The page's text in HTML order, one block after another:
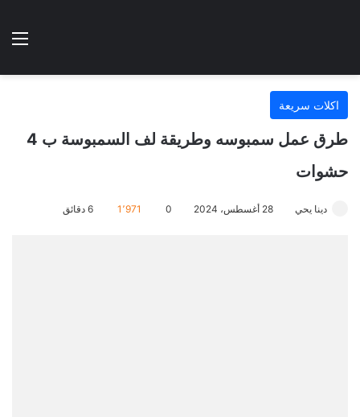
الوضع
اكلات سريعة
طرق عمل سمبوسه وطريقة لف السمبوسة ب 4
حشوات
دينا يحي 28 أغسطس، 2024 0 1٬971